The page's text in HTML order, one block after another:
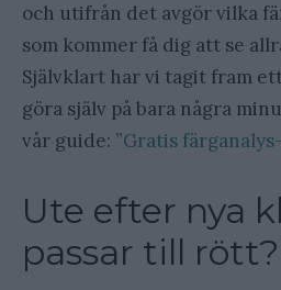
och utifrån det avgör vilka
som kommer få dig att se
Självklart har vi tagit fram
göra själv på bara några
vår guide: ”Gratis
Ute efter nya
passar till rött?